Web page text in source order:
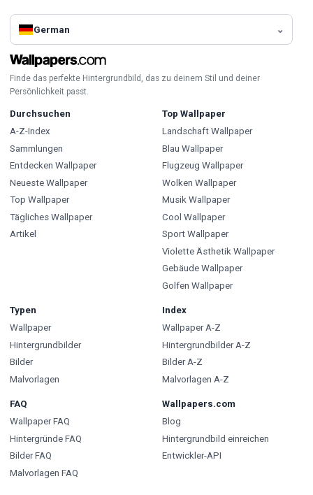
German
Finde das perfekte Hintergrundbild, das zu deinem Stil und deiner
Persönlichkeit passt.
Durchsuchen
A-Z-Index
Sammlungen
Entdecken Wallpaper
Neueste Wallpaper
Top Wallpaper
Tägliches Wallpaper
Artikel
Top Wallpaper
Landschaft Wallpaper
Blau Wallpaper
Flugzeug Wallpaper
Wolken Wallpaper
Musik Wallpaper
Cool Wallpaper
Sport Wallpaper
Violette Ästhetik Wallpaper
Gebäude Wallpaper
Golfen Wallpaper
Typen
Wallpaper
Hintergrundbilder
Bilder
Malvorlagen
Index
Wallpaper A-Z
Hintergrundbilder A-Z
Bilder A-Z
Malvorlagen A-Z
FAQ
Wallpaper FAQ
Hintergründe FAQ
Bilder FAQ
Malvorlagen FAQ
Wallpapers.com
Blog
Hintergrundbild einreichen
Entwickler-API